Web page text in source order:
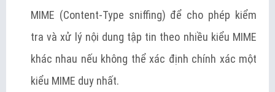
MIME (Content-Type sniffing) để cho phép kiểm
tra và xử lý nội dung tập tin theo nhiều kiểu MIME
khác nhau nếu không thể xác định chính xác một
kiểu MIME duy nhất.